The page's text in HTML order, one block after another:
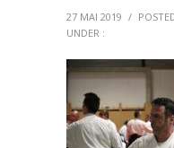
27 MAI 2019 /
UNDER :